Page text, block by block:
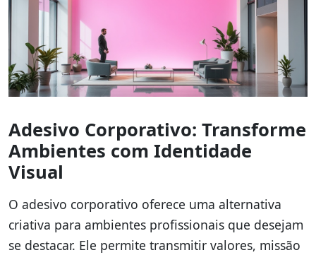
Adesivo Corporativo: Transforme
Ambientes com Identidade
Visual
O adesivo corporativo oferece uma alternativa
criativa para ambientes profissionais que desejam
se destacar. Ele permite transmitir valores, missão